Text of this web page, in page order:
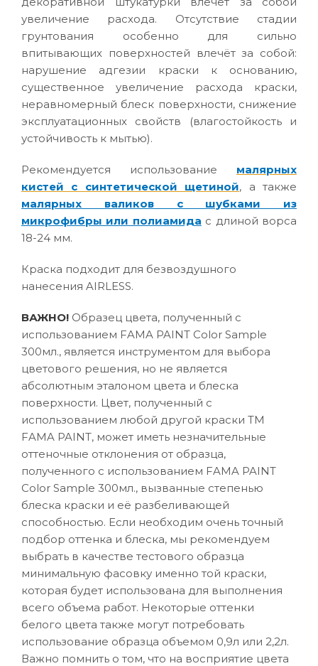
увеличение расхода. Отсутствие стадии
грунтования особенно для сильно
впитывающих поверхностей влечёт за собой:
нарушение адгезии краски к основанию,
существенное увеличение расхода краски,
неравномерный блеск поверхности, снижение
эксплуатационных свойств (влагостойкость и
устойчивость к мытью).
Рекомендуется использование малярных
кистей с синтетической щетиной, а также
малярных валиков с шубками из
микрофибры или полиамида с длиной ворса
18-24 мм.
Краска подходит для безвоздушного
нанесения AIRLESS.
ВАЖНО! Образец цвета, полученный с
использованием FAMA PAINT Color Sample
300мл., является инструментом для выбора
цветового решения, но не является
абсолютным эталоном цвета и блеска
поверхности. Цвет, полученный с
использованием любой другой краски ТМ
FAMA PAINT, может иметь незначительные
оттеночные отклонения от образца,
полученного с использованием FAMA PAINT
Color Sample 300мл., вызванные степенью
блеска краски и её разбеливающей
способностью. Если необходим очень точный
подбор оттенка и блеска, мы рекомендуем
выбрать в качестве тестового образца
минимальную фасовку именно той краски,
которая будет использована для выполнения
всего объема работ. Некоторые оттенки
белого цвета также могут потребовать
использование образца объемом 0,9л или 2,2л.
Важно помнить о том, что на восприятие цвета